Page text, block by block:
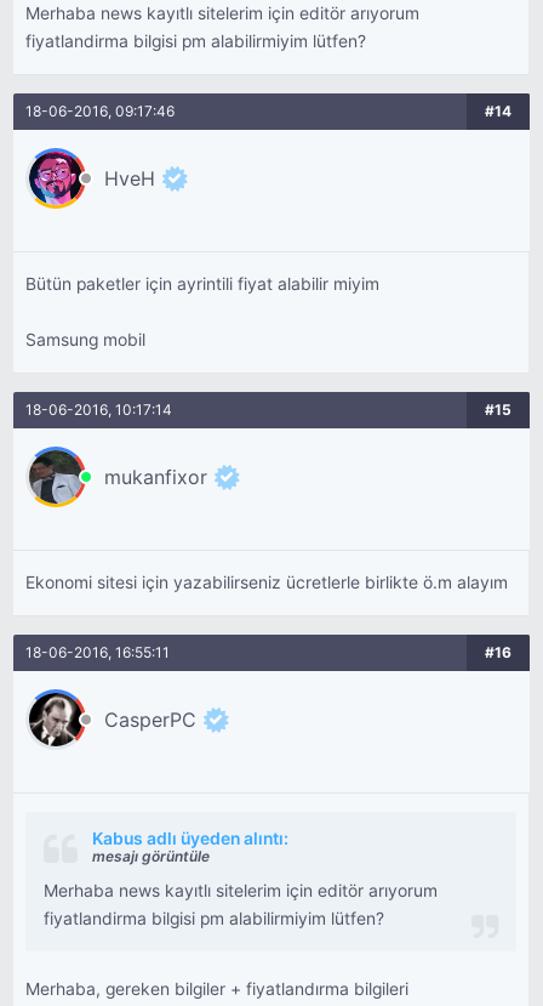
Merhaba news kayıtlı sitelerim için editör arıyorum
fiyatlandirma bilgisi pm alabilirmiyim lütfen?
18-06-2016, 09:17:46 #14
HveH
Bütün paketler için ayrintili fiyat alabilir miyim
Samsung mobil
18-06-2016, 10:17:14 #15
mukanfixor
Ekonomi sitesi için yazabilirseniz ücretlerle birlikte ö.m alayım
18-06-2016, 16:55:11 #16
CasperPC
Kabus adlı üyeden alıntı:
mesajı görüntüle
Merhaba news kayıtlı sitelerim için editör arıyorum
fiyatlandirma bilgisi pm alabilirmiyim lütfen?
Merhaba, gereken bilgiler + fiyatlandırma bilgileri